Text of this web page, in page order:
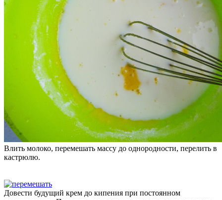
Влить молоко, перемешать массу до однородности, перелить в
кастрюлю.
Довести будущий крем до кипения при постоянном